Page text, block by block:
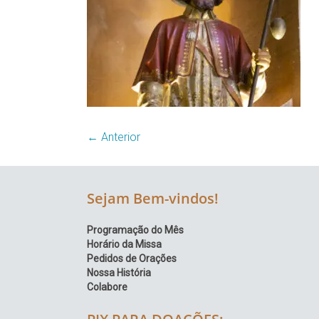
Episcopal
← Anterior
Sejam Bem-vindos!
Programação do Mês
Horário da Missa
Pedidos de Orações
Nossa História
Colabore